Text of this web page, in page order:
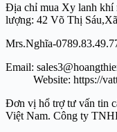
Địa chỉ mua Xy lanh khí
lượng: 42 Võ Thị
Mrs.Nghĩa-
Email:
Website: https://
Đơn vị hổ trợ tư vấn tin
Việt Nam. Công ty